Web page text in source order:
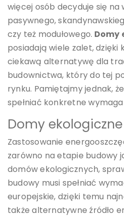
więcej osób decyduje się na
pasywnego,
czy też modułowego. Domy
posiadają wiele zalet,
ciekawą alternatywę dla
budownictwa, który do tej
rynku. Pamiętajmy jednak,
spełniać konkretne
Domy
Zastosowanie
zarówno na etapie budowy
domów ekologicznych,
budowy musi spełniać
europejskie, dzięki temu
także alternatywne źródło